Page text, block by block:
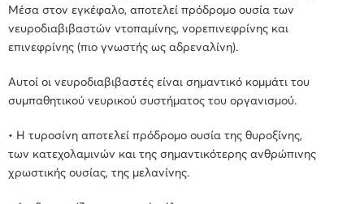
Μέσα στον εγκέφαλο, αποτελεί πρόδρομο ουσία των
νευροδιαβιβαστών ντοπαμίνης, νορεπινεφρίνης και
επινεφρίνης (πιο γνωστής ως αδρεναλίνη).
Αυτοί οι νευροδιαβιβαστές είναι σημαντικό κομμάτι του
συμπαθητικού νευρικού συστήματος του οργανισμού.
• Η τυροσίνη αποτελεί πρόδρομο ουσία της θυροξίνης,
των κατεχολαμινών και της σημαντικότερης ανθρώπινης
χρωστικής ουσίας, της μελανίνης.